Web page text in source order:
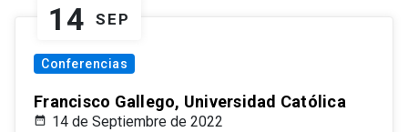
14 SEP
Conferencias
Francisco Gallego, Universidad Católica
14 de Septiembre de 2022